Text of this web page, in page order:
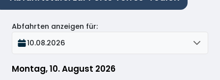
Montag, 10. August 2026
Abfahrten anzeigen für:
10.08.2026